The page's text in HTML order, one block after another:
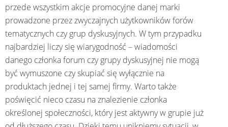
przede wszystkim akcje promocyjne danej marki
prowadzone przez zwyczajnych użytkowników forów
tematycznych czy grup dyskusyjnych. W tym przypadku
najbardziej liczy się wiarygodność – wiadomości
danego członka forum czy grupy dyskusyjnej nie mogą
być wymuszone czy skupiać się wyłącznie na
produktach jednej i tej samej firmy. Warto także
poświęcić nieco czasu na znalezienie członka
określonej społeczności, który jest aktywny w grupie już